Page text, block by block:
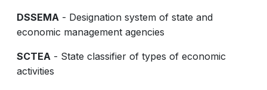
DSSEMA - Designation system of state and
economic management agencies
SCTEA - State classifier of types of economic
activities